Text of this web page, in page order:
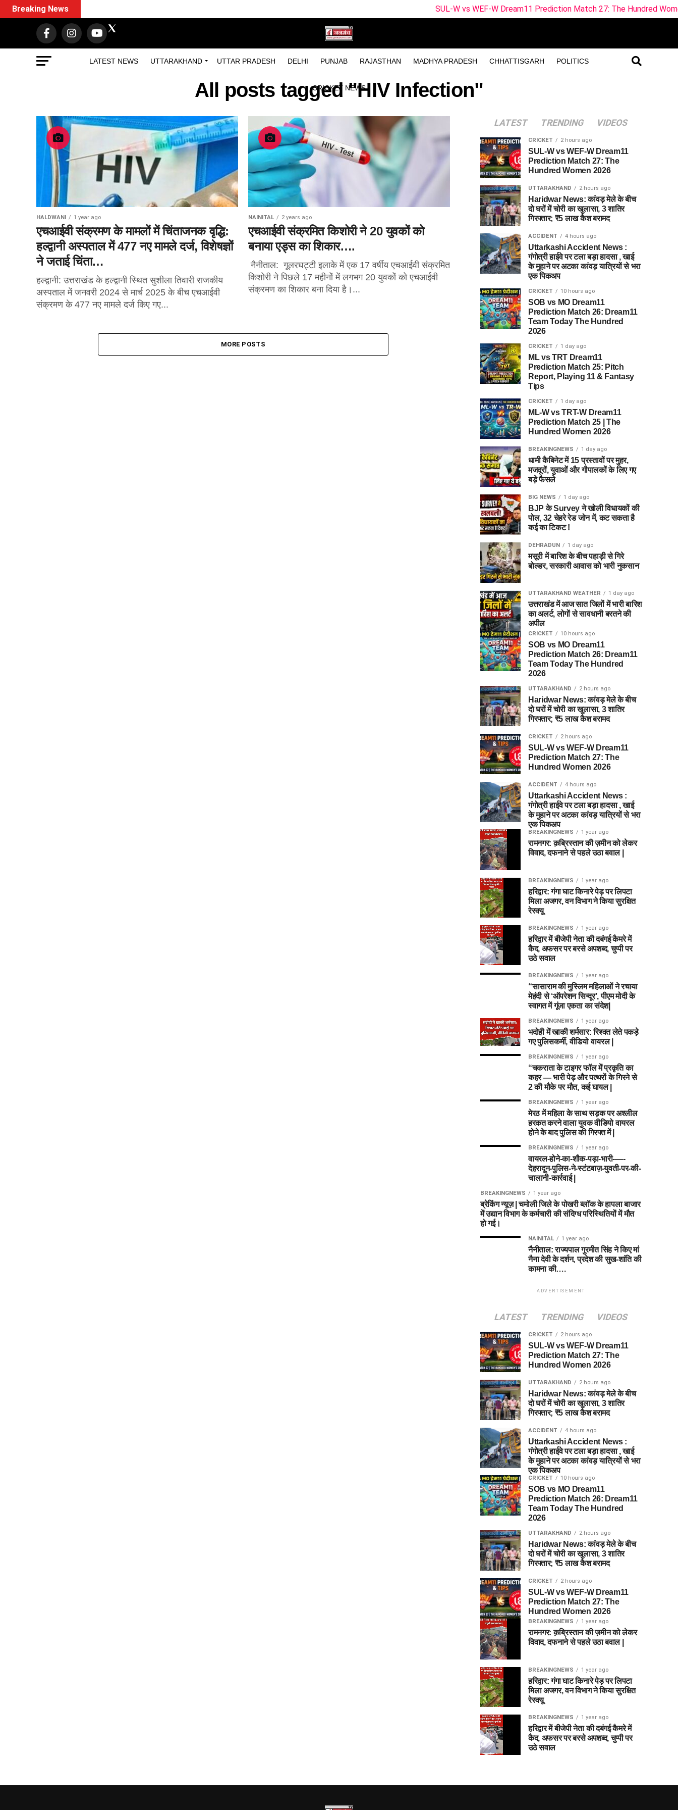
LATEST NEWS UTTARAKHAND UTTAR PRADESH DELHI PUNJAB RAJASTHAN MADHYA PRADESH CHHATTISGARH POLITICS
CRICKET NEWS
Breaking News SUL-W vs WEF-W Dream11 Prediction Match 27: The Hundred Women 2026
All posts tagged "HIV Infection"
HALDWANI 1 year ago
एचआईवी संक्रमण के मामलों में चिंताजनक वृद्धि:
हल्द्वानी अस्पताल में 477 नए मामले दर्ज, विशेषज्ञों
ने जताई चिंता…
हल्द्वानी: उत्तराखंड के हल्द्वानी स्थित सुशीला तिवारी राजकीय
अस्पताल में जनवरी 2024 से मार्च 2025 के बीच एचआईवी
संक्रमण के 477 नए मामले दर्ज किए गए...
NAINITAL 2 years ago
एचआईवी संक्रमित किशोरी ने 20 युवकों को
बनाया एड्स का शिकार….
नैनीताल: गूलरघट्टी इलाके में एक 17 वर्षीय एचआईवी संक्रमित
किशोरी ने पिछले 17 महीनों में लगभग 20 युवकों को एचआईवी
संक्रमण का शिकार बना दिया है।...
MORE POSTS
LATEST TRENDING VIDEOS
CRICKET 2 hours ago
SUL-W vs WEF-W Dream11
Prediction Match 27: The
Hundred Women 2026
UTTARAKHAND 2 hours ago
Haridwar News: कांवड़ मेले के बीच
दो घरों में चोरी का खुलासा, 3 शातिर
गिरफ्तार; ₹5 लाख कैश बरामद
ACCIDENT 4 hours ago
Uttarkashi Accident News :
गंगोत्री हाईवे पर टला बड़ा हादसा , खाई
के मुहाने पर अटका कांवड़ यात्रियों से भरा
एक पिकअप
CRICKET 10 hours ago
SOB vs MO Dream11
Prediction Match 26: Dream11
Team Today The Hundred
2026
CRICKET 1 day ago
ML vs TRT Dream11
Prediction Match 25: Pitch
Report, Playing 11 & Fantasy
Tips
CRICKET 1 day ago
ML-W vs TRT-W Dream11
Prediction Match 25 | The
Hundred Women 2026
BREAKINGNEWS 1 day ago
धामी कैबिनेट में 15 प्रस्तावों पर मुहर,
मजदूरों, युवाओं और गौपालकों के लिए गए
बड़े फैसले
BIG NEWS 1 day ago
BJP के Survey ने खोली विधायकों की
पोल, 32 चेहरे रेड जोन में, कट सकता है
कई का टिकट !
DEHRADUN 1 day ago
मसूरी में बारिश के बीच पहाड़ी से गिरे
बोल्डर, सरकारी आवास को भारी नुकसान
UTTARAKHAND WEATHER 1 day ago
उत्तराखंड में आज सात जिलों में भारी बारिश
का अलर्ट, लोगों से सावधानी बरतने की
अपील
CRICKET 10 hours ago
SOB vs MO Dream11
Prediction Match 26: Dream11
Team Today The Hundred
2026
UTTARAKHAND 2 hours ago
Haridwar News: कांवड़ मेले के बीच
दो घरों में चोरी का खुलासा, 3 शातिर
गिरफ्तार; ₹5 लाख कैश बरामद
CRICKET 2 hours ago
SUL-W vs WEF-W Dream11
Prediction Match 27: The
Hundred Women 2026
ACCIDENT 4 hours ago
Uttarkashi Accident News :
गंगोत्री हाईवे पर टला बड़ा हादसा , खाई
के मुहाने पर अटका कांवड़ यात्रियों से भरा
एक पिकअप
BREAKINGNEWS 1 year ago
रामनगर: क़ब्रिस्तान की ज़मीन को लेकर
विवाद, दफनाने से पहले उठा बवाल |
BREAKINGNEWS 1 year ago
हरिद्वार: गंगा घाट किनारे पेड़ पर लिपटा
मिला अजगर, वन विभाग ने किया सुरक्षित
रेस्क्यू
BREAKINGNEWS 1 year ago
हरिद्वार में बीजेपी नेता की दबंगई कैमरे में
कैद, अफसर पर बरसे अपशब्द, चुप्पी पर
उठे सवाल
BREAKINGNEWS 1 year ago
“सासाराम की मुस्लिम महिलाओं ने रचाया
मेहंदी से ‘ऑपरेशन सिन्दूर’, पीएम मोदी के
स्वागत में गूंजा एकता का संदेश|
BREAKINGNEWS 1 year ago
भदोही में खाकी शर्मसार: रिश्वत लेते पकड़े
गए पुलिसकर्मी, वीडियो वायरल |
BREAKINGNEWS 1 year ago
“चकराता के टाइगर फॉल में प्रकृति का
कहर — भारी पेड़ और पत्थरों के गिरने से
2 की मौके पर मौत, कई घायल |
BREAKINGNEWS 1 year ago
मेरठ में महिला के साथ सड़क पर अश्लील
हरकत करने वाला युवक वीडियो वायरल
होने के बाद पुलिस की गिरफ्त में |
BREAKINGNEWS 1 year ago
वायरल-होने-का-शौक-पड़ा-भारी-—-
देहरादून-पुलिस-ने-स्टंटबाज़-युवती-पर-की-
चालानी-कार्रवाई |
BREAKINGNEWS 1 year ago
ब्रेकिंग न्यूज़ | चमोली जिले के पोखरी ब्लॉक के हापला बाजार
में उद्यान विभाग के कर्मचारी की संदिग्ध परिस्थितियों में मौत
हो गई।
NAINITAL 1 year ago
नैनीताल: राज्यपाल गुरमीत सिंह ने किए मां
नैना देवी के दर्शन, प्रदेश की सुख-शांति की
कामना की….
ADVERTISEMENT
LATEST TRENDING VIDEOS
CRICKET 2 hours ago
SUL-W vs WEF-W Dream11
Prediction Match 27: The
Hundred Women 2026
UTTARAKHAND 2 hours ago
Haridwar News: कांवड़ मेले के बीच
दो घरों में चोरी का खुलासा, 3 शातिर
गिरफ्तार; ₹5 लाख कैश बरामद
ACCIDENT 4 hours ago
Uttarkashi Accident News :
गंगोत्री हाईवे पर टला बड़ा हादसा , खाई
के मुहाने पर अटका कांवड़ यात्रियों से भरा
एक पिकअप
CRICKET 10 hours ago
SOB vs MO Dream11
Prediction Match 26: Dream11
Team Today The Hundred
2026
UTTARAKHAND 2 hours ago
Haridwar News: कांवड़ मेले के बीच
दो घरों में चोरी का खुलासा, 3 शातिर
गिरफ्तार; ₹5 लाख कैश बरामद
CRICKET 2 hours ago
SUL-W vs WEF-W Dream11
Prediction Match 27: The
Hundred Women 2026
BREAKINGNEWS 1 year ago
रामनगर: क़ब्रिस्तान की ज़मीन को लेकर
विवाद, दफनाने से पहले उठा बवाल |
BREAKINGNEWS 1 year ago
हरिद्वार: गंगा घाट किनारे पेड़ पर लिपटा
मिला अजगर, वन विभाग ने किया सुरक्षित
रेस्क्यू
BREAKINGNEWS 1 year ago
हरिद्वार में बीजेपी नेता की दबंगई कैमरे में
कैद, अफसर पर बरसे अपशब्द, चुप्पी पर
उठे सवाल